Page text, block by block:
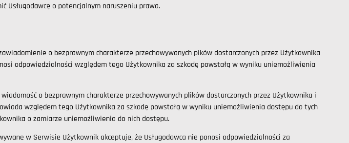
Usługodawcę o potencjalnym naruszeniu prawa.
o bezprawnym charakterze przechowywanych pików dostarczonych przez Użytkownika
odpowiedzialności względem tego Użytkownika za szkodę powstałą w wyniku uniemożliwienia
o bezprawnym charakterze przechowywanych plików dostarczonych przez Użytkownika i
względem tego Użytkownika za szkodę powstałą w wyniku uniemożliwienia dostępu do tych
o zamiarze uniemożliwienia do nich dostępu.
w Serwisie Użytkownik akceptuje, że Usługodawca nie ponosi odpowiedzialności za